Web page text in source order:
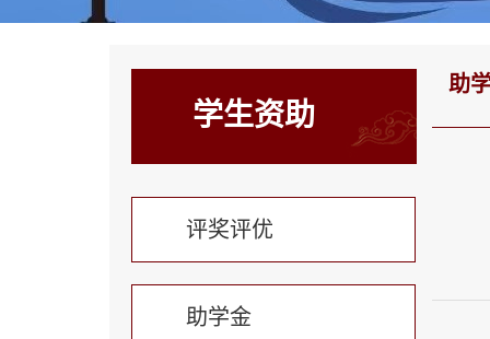
学生资助
评奖评优
助学金
助